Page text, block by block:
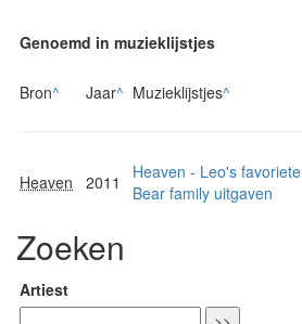
Genoemd in muzieklijstjes
Bron^ Jaar^ Muzieklijstjes^
Heaven 2011
Heaven - Leo's favoriete
Bear family uitgaven
Zoeken
Artiest